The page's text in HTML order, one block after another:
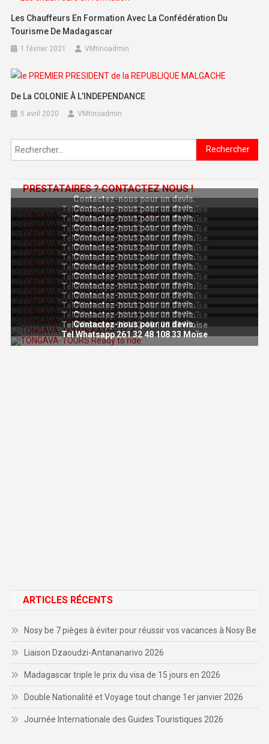
Les Chauffeurs En Formation Avec La Confédération Du
Tourisme De Madagascar
1 février 2021 VMtinoadmin
De La COLONIE À L’INDEPENDANCE
5 avril 2020 VMtinoadmin
Rechercher :
PRESTATAIRES ? CONTACTEZ NOUS !
Contactez-nous pour un devis.
Tel Whatsapp 261 32 48 108 33 Moïse
Contactez-nous pour un devis.
Tel Whatsapp 261 32 48 108 33 Moïse
Contactez-nous pour un devis.
Tel Whatsapp 261 32 48 108 33 Moïse
Contactez-nous pour un devis.
Tel Whatsapp 261 32 48 108 33 Moïse
Contactez-nous pour un devis.
Tel Whatsapp 261 32 48 108 33 Moïse
Contactez-nous pour un devis.
Tel Whatsapp 261 32 48 108 33 Moïse
Contactez-nous pour un devis.
Tel Whatsapp 261 32 48 108 33 Moïse
Contactez-nous pour un devis.
Tel Whatsapp 261 32 48 108 33 Moïse
Contactez-nous pour un devis.
Tel Whatsapp 261 32 48 108 33 Moïse
Contactez-nous pour un devis.
Tel Whatsapp 261 32 48 108 33 Moïse
Contactez-nous pour un devis.
Tel Whatsapp 261 32 48 108 33 Moïse
Contactez-nous pour un devis.
Tel Whatsapp 261 32 48 108 33 Moïse
Contactez-nous pour un devis.
Tel Whatsapp 261 32 48 108 33 Moïse
Contactez-nous pour un devis.
Tel Whatsapp 261 32 48 108 33 Moïse
ARTICLES RÉCENTS
Nosy be 7 pièges à éviter pour réussir vos vacances à Nosy Be
Liaison Dzaoudzi-Antananarivo 2026
Madagascar triple le prix du visa de 15 jours en 2026
Double Nationalité et Voyage tout change 1er janvier 2026
Journée Internationale des Guides Touristiques 2026